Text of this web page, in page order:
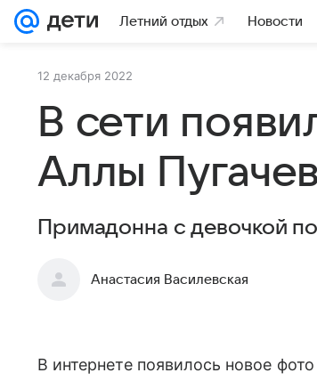
Летний отдых Новости
12 декабря 2022
В сети
Аллы
Примадонна с девочкой
Анастасия Василевская
В интернете появилось новое